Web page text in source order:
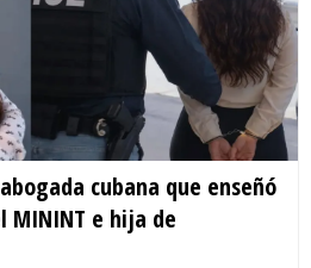
cubana que enseñó
MININT e hija de